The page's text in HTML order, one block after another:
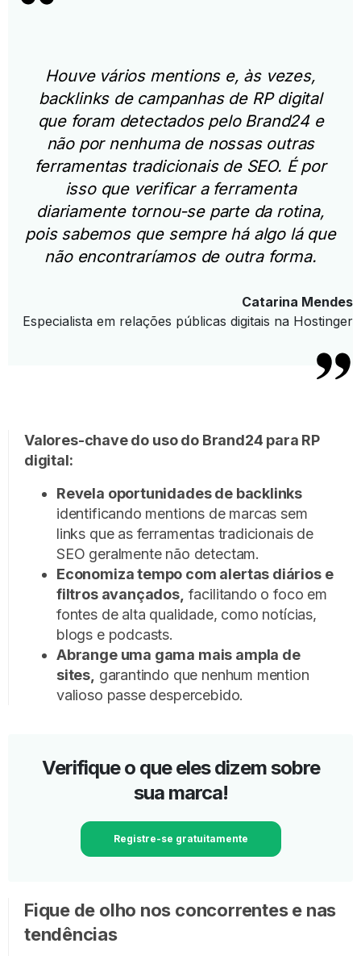
Houve vários mentions e, às vezes,
backlinks de campanhas de RP digital
que foram detectados pelo Brand24 e
não por nenhuma de nossas outras
ferramentas tradicionais de SEO. É por
isso que verificar a ferramenta
diariamente tornou-se parte da rotina,
pois sabemos que sempre há algo lá que
não encontraríamos de outra forma.
Catarina Mendes
Especialista em relações públicas digitais na Hostinger
Valores-chave do uso do Brand24 para RP
digital:
Revela oportunidades de backlinks
identificando mentions de marcas sem
links que as ferramentas tradicionais de
SEO geralmente não detectam.
Economiza tempo com alertas diários e
filtros avançados, facilitando o foco em
fontes de alta qualidade, como notícias,
blogs e podcasts.
Abrange uma gama mais ampla de
sites, garantindo que nenhum mention
valioso passe despercebido.
Verifique o que eles dizem sobre
sua marca!
Registre-se gratuitamente
Fique de olho nos concorrentes e nas
tendências